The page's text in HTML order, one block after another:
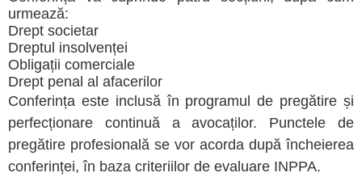
urmează:
Drept societar
Dreptul insolvenței
Obligații comerciale
Drept penal al afacerilor
Conferința este inclusă în programul de pregătire și
perfecționare continuă a avocaților. Punctele de
pregătire profesională se vor acorda după încheierea
conferinței, în baza criteriilor de evaluare INPPA.